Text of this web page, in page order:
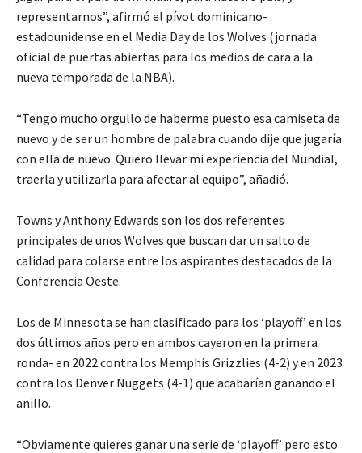
representarnos”, afirmó el pívot dominicano-
estadounidense en el Media Day de los Wolves (jornada
oficial de puertas abiertas para los medios de cara a la
nueva temporada de la NBA).
“Tengo mucho orgullo de haberme puesto esa camiseta de
nuevo y de ser un hombre de palabra cuando dije que jugaría
con ella de nuevo. Quiero llevar mi experiencia del Mundial,
traerla y utilizarla para afectar al equipo”, añadió.
Towns y Anthony Edwards son los dos referentes
principales de unos Wolves que buscan dar un salto de
calidad para colarse entre los aspirantes destacados de la
Conferencia Oeste.
Los de Minnesota se han clasificado para los ‘playoff’ en los
dos últimos años pero en ambos cayeron en la primera
ronda- en 2022 contra los Memphis Grizzlies (4-2) y en 2023
contra los Denver Nuggets (4-1) que acabarían ganando el
anillo.
“Obviamente quieres ganar una serie de ‘playoff’ pero esto